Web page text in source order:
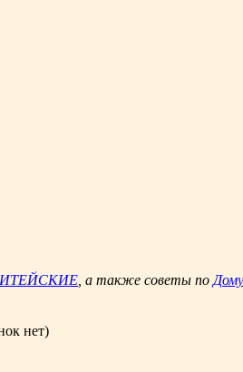
, а также советы по
нет)